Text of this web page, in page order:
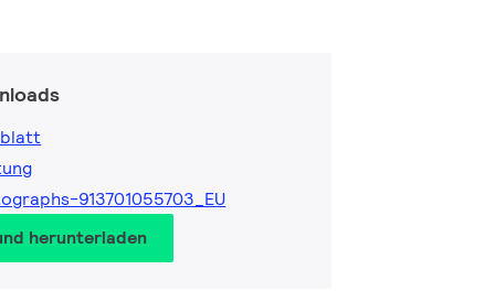
913701055703_EU
herunterladen